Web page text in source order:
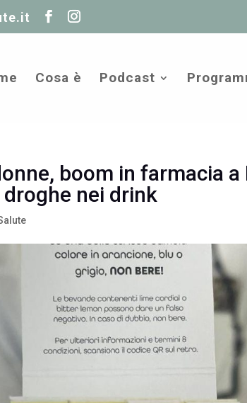
Cosa è Podcast
boom in farmacia a
nei drink